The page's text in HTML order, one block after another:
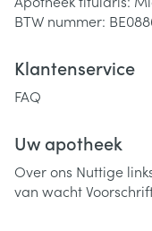
BTW nummer:
Klantenservice
FAQ
Uw apotheek
Over ons Nuttige
van wacht